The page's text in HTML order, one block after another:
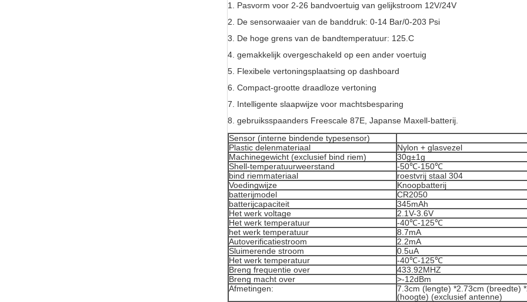
1. Pasvorm voor 2-26 bandvoertuig van gelijkstroom 12V/24V
2. De sensorwaaier van de banddruk: 0-14 Bar/0-203 Psi
3. De hoge grens van de bandtemperatuur: 125.C
4. gemakkelijk overgeschakeld op een ander voertuig
5. Flexibele vertoningsplaatsing op dashboard
6. Compact-grootte draadloze vertoning
7. Intelligente slaapwijze voor machtsbesparing
8. gebruiksspaanders Freescale 87E, Japanse Maxell-batterij.
Sensor (interne bindende typesensor)
Plastic delenmateriaal
Nylon + glasvezel
Machinegewicht (exclusief bind riem)
30g±1g
Shell-temperatuurweerstand
-50℃-150℃
bind riemmateriaal
roestvrij staal 304
Voedingwijze
Knoopbatterij
batterijmodel
CR2050
batterijcapaciteit
345mAh
Het werk voltage
2.1V-3.6V
Het werk temperatuur
-40℃-125℃
het werk temperatuur
8.7mA
Autoverificatiestroom
2.2mA
Sluimerende stroom
0.5uA
Het werk temperatuur
-40℃-125℃
Breng frequentie over
433.92MHZ
Breng macht over
>-12dBm
Afmetingen:
7.3cm (lengte) *2.73cm (breedte)
(hoogte) (exclusief antenne)